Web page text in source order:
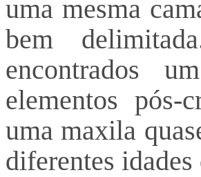
uma mesma
bem
encontrados
elementos pós-
uma maxila
diferentes